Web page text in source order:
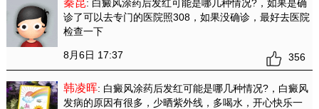
秦昆: 白癜风涂药后发红可能是哪几种情况? ，如果是确
诊了可以去专门的医院照308，如果没确诊，最好去医院
检查一下
8月6日 17:37 356
韩凌晖: 白癜风涂药后发红可能是哪几种情况? ，白癜风
发病的原因有很多，少晒紫外线，多喝水，开心快乐一